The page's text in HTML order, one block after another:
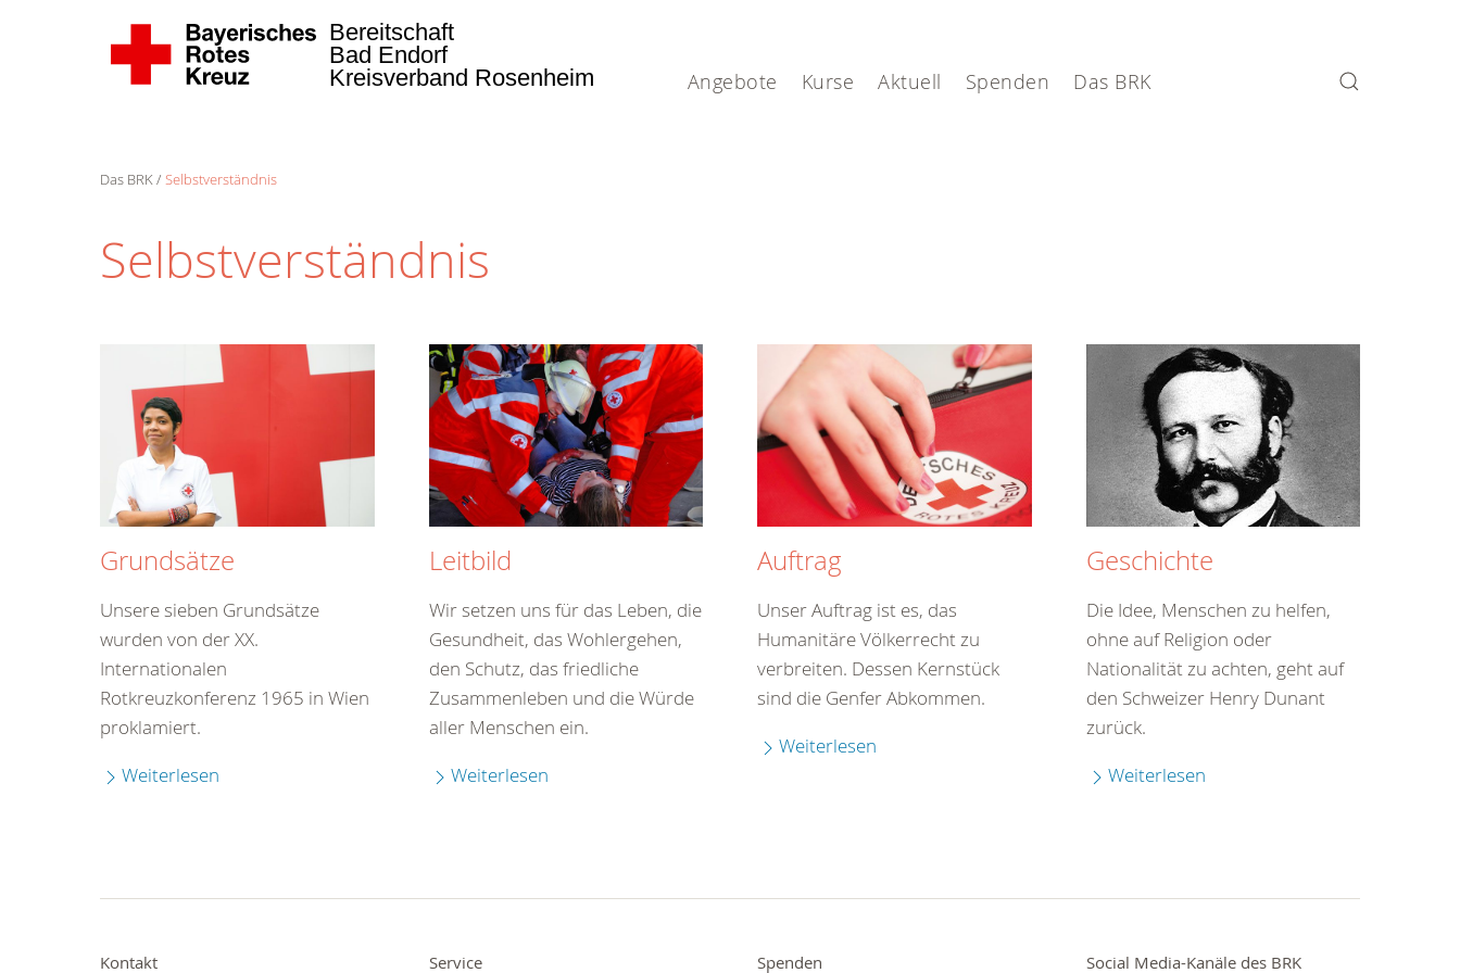
Bereitschaft
Bad Endorf
Kreisverband Rosenheim
Angebote Kurse Aktuell Spenden Das BRK
Das BRK Selbstverständnis
Selbstverständnis
Grundsätze
Unsere sieben Grundsätze
wurden von der XX.
Internationalen
Rotkreuzkonferenz 1965 in Wien
proklamiert.
Weiterlesen
Leitbild
Wir setzen uns für das Leben, die
Gesundheit, das Wohlergehen,
den Schutz, das friedliche
Zusammenleben und die Würde
aller Menschen ein.
Weiterlesen
Auftrag
Unser Auftrag ist es, das
Humanitäre Völkerrecht zu
verbreiten. Dessen Kernstück
sind die Genfer Abkommen.
Weiterlesen
Geschichte
Die Idee, Menschen zu helfen,
ohne auf Religion oder
Nationalität zu achten, geht auf
den Schweizer Henry Dunant
zurück.
Weiterlesen
Kontakt Service Spenden Social Media-Kanäle des BRK